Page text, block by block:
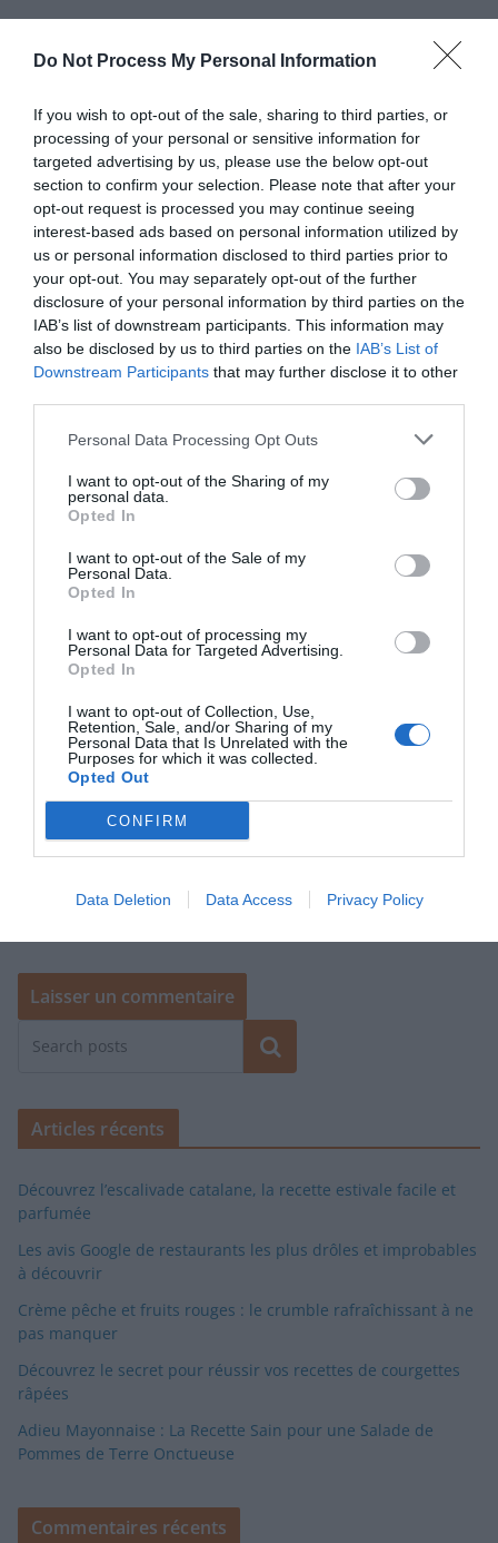
Do Not Process My Personal Information
If you wish to opt-out of the sale, sharing to third parties, or
processing of your personal or sensitive information for
targeted advertising by us, please use the below opt-out
section to confirm your selection. Please note that after your
opt-out request is processed you may continue seeing
interest-based ads based on personal information utilized by
us or personal information disclosed to third parties prior to
your opt-out. You may separately opt-out of the further
disclosure of your personal information by third parties on the
IAB’s list of downstream participants. This information may
also be disclosed by us to third parties on the IAB’s List of
Downstream Participants that may further disclose it to other
Personal Data Processing Opt Outs
I want to opt-out of the Sharing of my
personal data.
Opted In
I want to opt-out of the Sale of my
Personal Data.
Opted In
I want to opt-out of processing my
Personal Data for Targeted Advertising.
Opted In
I want to opt-out of Collection, Use,
Retention, Sale, and/or Sharing of my
Personal Data that Is Unrelated with the
Purposes for which it was collected.
Opted Out
CONFIRM
Data Deletion Data Access Privacy Policy
Laisser un commentaire
obligatoires sont indiqués avec*
Commentaire*
*
E-mail*
Site web
Enregistrer mon nom, mon e-mail et mon site dans le
navigateur pour mon prochain commentaire.
Rechercher
Articles récents
Découvrez l’escalivade catalane, la recette estivale facile et
parfumée
Les avis Google de restaurants les plus drôles et improbables
à découvrir
Crème pêche et fruits rouges : le crumble rafraîchissant à ne
pas manquer
Découvrez le secret pour réussir vos recettes de courgettes
râpées
Adieu Mayonnaise : La Recette Sain pour une Salade de
Pommes de Terre Onctueuse
Commentaires récents